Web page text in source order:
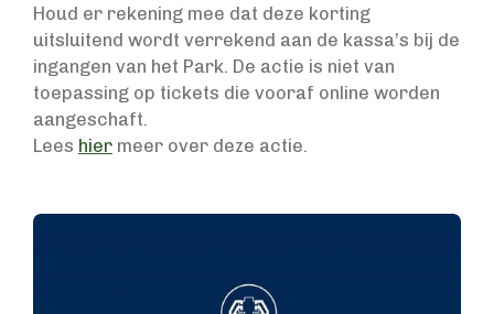
Houd er rekening mee dat deze korting
uitsluitend wordt verrekend aan de kassa’s bij de
ingangen van het Park. De actie is niet van
toepassing op tickets die vooraf online worden
aangeschaft.
Lees hier meer over deze actie.